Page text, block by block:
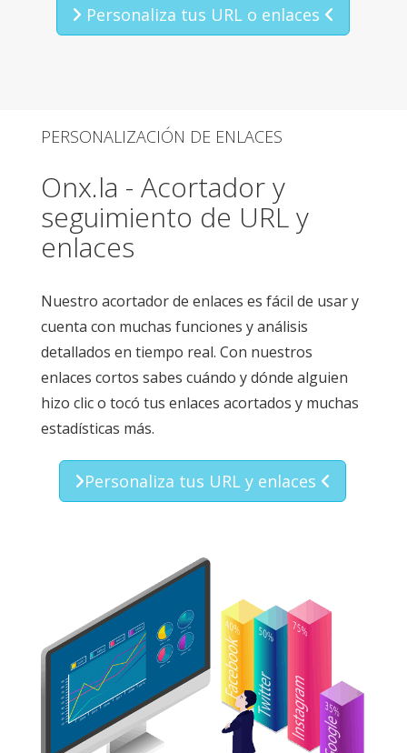
Personaliza tus URL o enlaces
PERSONALIZACIÓN DE ENLACES
Onx.la - Acortador y
seguimiento de URL y
enlaces
Nuestro acortador de enlaces es fácil de usar y
cuenta con muchas funciones y análisis
detallados en tiempo real. Con nuestros
enlaces cortos sabes cuándo y dónde alguien
hizo clic o tocó tus enlaces acortados y muchas
estadísticas más.
Personaliza tus URL y enlaces